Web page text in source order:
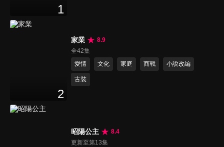
1
2
家業
8.9
全42集
愛情
文化 家庭 商戰 小說改編
古裝
昭陽公主
8.4
更新至第13集